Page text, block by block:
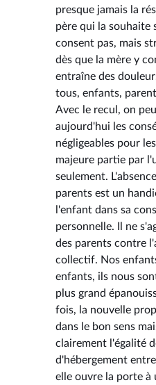
presque jamais la
père qui la souhaite
consent pas, mais
dès que la mère y
entraîne des
tous, enfants,
Avec le recul, on
aujourd'hui les
négligeables pour
majeure partie par
seulement.
parents est un
l'enfant dans sa
personnelle. Il ne
des parents contre
collectif. Nos
enfants, ils nous
plus grand
fois, la nouvelle
dans le bon sens
clairement l'égalité
d'hébergement
elle ouvre la porte à